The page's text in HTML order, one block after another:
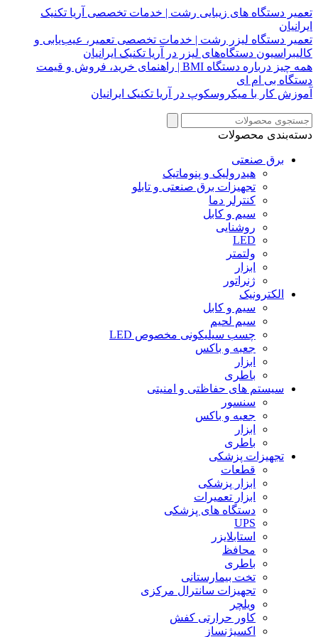
تعمیر دستگاه های زیبایی رشت | خدمات تخصصی آریا تکنیک
ایرانیان
تعمیر دستگاه لیزر رشت | خدمات تخصصی تعمیر، عیب‌یابی و
کالیبراسیون دستگاه‌های لیزر در آریا تکنیک ایرانیان
همه چیز درباره دستگاه BMI | راهنمای خرید، فروش و قیمت
دستگاه بی ام ای
آموزش کار با میکروسکوپ در آریا تکنیک ایرانیان
دسته‌بندی محصولات
برق صنعتی
هیدرولیک و پنوماتیک
تجهیزات برق صنعتی و تابلو
کنترلر دما
سیم و کابل
روشنایی
LED
ولتمتر
ابزار
ژنراتور
الکترونیک
سیم و کابل
سیم لحیم
چسب سیلیکونی مخصوص LED
جعبه و باکس
ابزار
باطری
سیستم های حفاظتی و امنیتی
سنسور
جعبه و باکس
ابزار
باطری
تجهیزات پزشکی
قطعات
ابزار پزشکی
ابزار تعمیرات
دستگاه های پزشکی
UPS
استابلایزر
محافظ
باطری
تخت بیمارستانی
تجهیزات سانترال مرکزی
ویلچر
کاور حرارتی کفش
اکسیژنساز